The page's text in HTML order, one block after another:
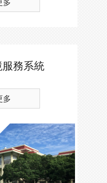
多
務系統
多